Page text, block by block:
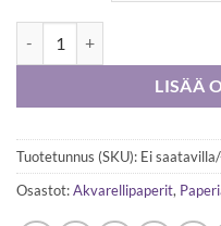
LISÄÄ
Tuotetunnus (SKU): Ei
Osastot:Akvarellipaperit,